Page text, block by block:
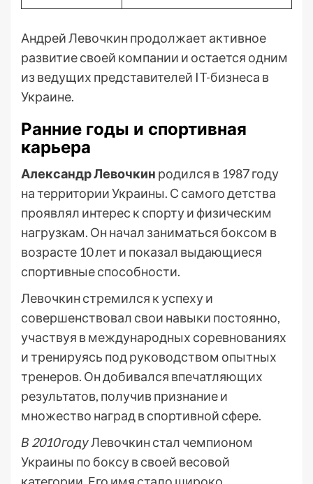
Андрей Левочкин продолжает активное
развитие своей компании и остается одним
из ведущих представителей IT-бизнеса в
Украине.
Ранние годы и спортивная
карьера
Александр Левочкин родился в 1987 году
на территории Украины. С самого детства
проявлял интерес к спорту и физическим
нагрузкам. Он начал заниматься боксом в
возрасте 10 лет и показал выдающиеся
спортивные способности.
Левочкин стремился к успеху и
совершенствовал свои навыки постоянно,
участвуя в международных соревнованиях
и тренируясь под руководством опытных
тренеров. Он добивался впечатляющих
результатов, получив признание и
множество наград в спортивной сфере.
В 2010 годуЛевочкин стал чемпионом
Украины по боксу в своей весовой